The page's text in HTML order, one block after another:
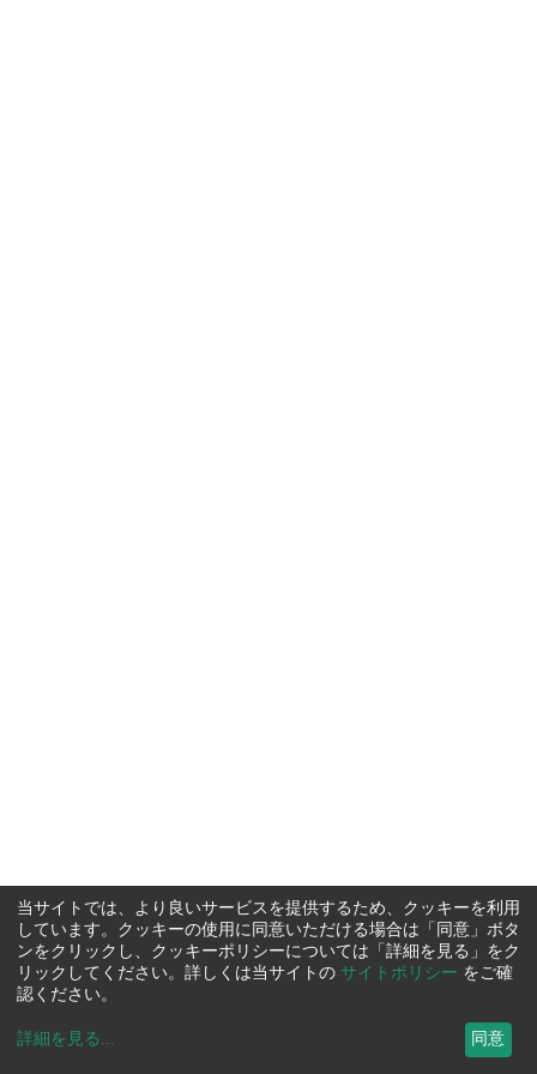
当サイトでは、より良いサービスを提供するため、クッキーを利用
しています。クッキーの使用に同意いただける場合は「同意」ボタ
ンをクリックし、クッキーポリシーについては「詳細を見る」をク
リックしてください。詳しくは当サイトの サイトポリシー をご確
認ください。
詳細を見る ... 同意